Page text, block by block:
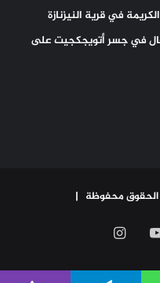
في قرية النيزنازة
في جسر أتويجكجيت على
يوتيوب